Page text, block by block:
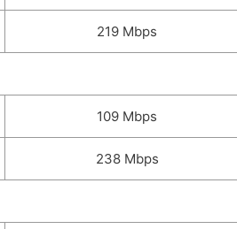
219 Mbps
109 Mbps
238 Mbps